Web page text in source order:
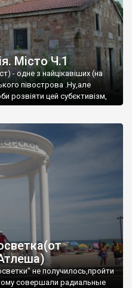
Місто Ч.1
- одне з найцікавіших (на
півострова .Ну,але
розвіяти цей субєктивізм,
не получилось,пройти
совершали радиальные